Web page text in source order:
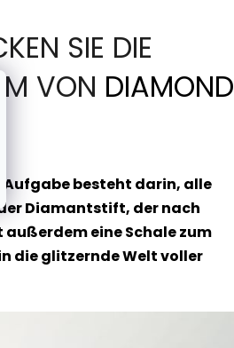
SIE DIE
VON DIAMOND
Aufgabe besteht darin, alle
Diamantstift, der nach
eine Schale zum
die glitzernde Welt voller